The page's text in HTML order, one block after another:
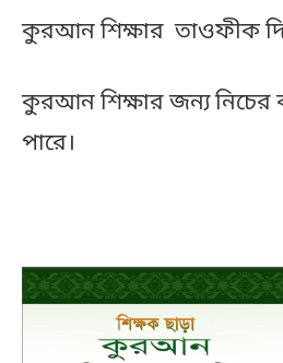
কুরআন শিক্ষার তাওফীক
কুরআন শিক্ষার জন্য নিচের
পারে।